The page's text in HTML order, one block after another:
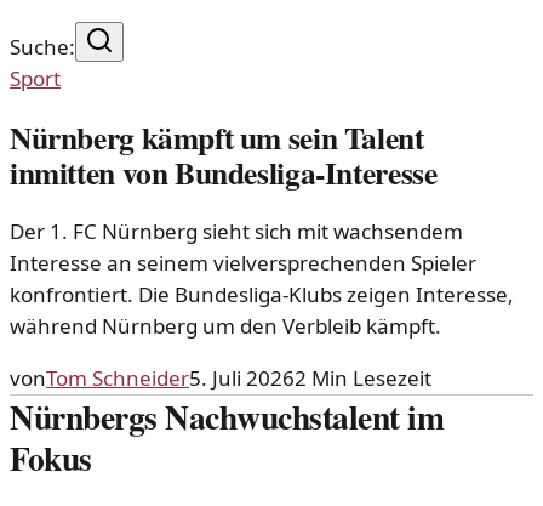
Suche:
Sport
Nürnberg kämpft um sein Talent
inmitten von Bundesliga-Interesse
Der 1. FC Nürnberg sieht sich mit wachsendem
Interesse an seinem vielversprechenden Spieler
konfrontiert. Die Bundesliga-Klubs zeigen Interesse,
während Nürnberg um den Verbleib kämpft.
vonTom Schneider5. Juli 20262 Min Lesezeit
Nürnbergs Nachwuchstalent im
Fokus